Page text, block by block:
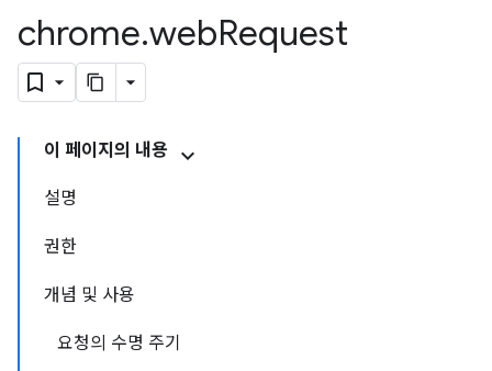
chrome.webRequest
이 페이지의 내용
설명
권한
개념 및 사용
요청의 수명 주기